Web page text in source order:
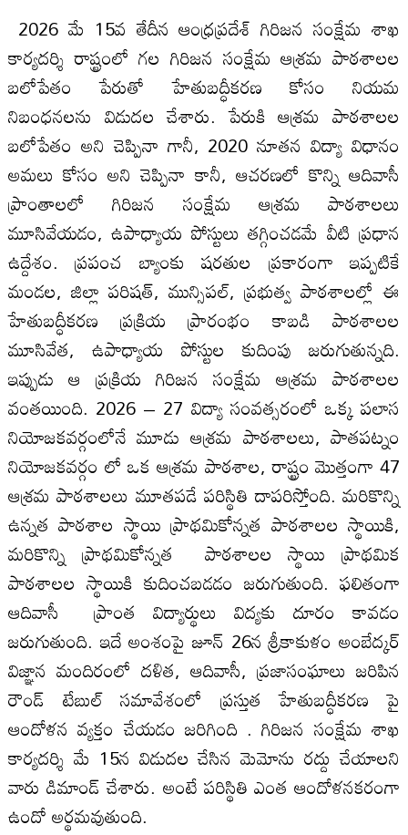
2026 మే 15వ తేదీన ఆంధ్రప్రదేశ్ గిరిజన సంక్షేమ శాఖ
కార్యదర్శి రాష్ట్రంలో గల గిరిజన సంక్షేమ ఆశ్రమ పాఠశాలల
బలోపేతం పేరుతో హేతుబద్ధీకరణ కోసం నియమ
నిబంధనలను విడుదల చేశారు. పేరుకి ఆశ్రమ పాఠశాలల
బలోపేతం అని చెప్పినా గానీ, 2020 నూతన విద్యా విధానం
అమలు కోసం అని చెప్పినా కానీ, ఆచరణలో కొన్ని ఆదివాసీ
ప్రాంతాలలో గిరిజన సంక్షేమ ఆశ్రమ పాఠశాలలు
మూసివేయడం, ఉపాధ్యాయ పోస్టులు తగ్గించడమే వీటి ప్రధాన
ఉద్దేశం. ప్రపంచ బ్యాంకు షరతుల ప్రకారంగా ఇప్పటికే
మండల, జిల్లా పరిషత్, మున్సిపల్, ప్రభుత్వ పాఠశాలల్లో ఈ
హేతుబద్ధీకరణ ప్రక్రియ ప్రారంభం కాబడి పాఠశాలల
మూసివేత, ఉపాధ్యాయ పోస్టుల కుదింపు జరుగుతున్నది.
ఇప్పుడు ఆ ప్రక్రియ గిరిజన సంక్షేమ ఆశ్రమ పాఠశాలల
వంతయింది. 2026 – 27 విద్యా సంవత్సరంలో ఒక్క పలాస
నియోజకవర్గంలోనే మూడు ఆశ్రమ పాఠశాలలు, పాతపట్నం
నియోజకవర్గం లో ఒక ఆశ్రమ పాఠశాల, రాష్ట్రం మొత్తంగా 47
ఆశ్రమ పాఠశాలలు మూతపడే పరిస్థితి దాపరిస్తోంది. మరికొన్ని
ఉన్నత పాఠశాల స్థాయి ప్రాథమికోన్నత పాఠశాలల స్థాయికి,
మరికొన్ని ప్రాథమికోన్నత పాఠశాలల స్థాయి ప్రాథమిక
పాఠశాలల స్థాయికి కుదించబడడం జరుగుతుంది. ఫలితంగా
ఆదివాసీ ప్రాంత విద్యార్థులు విద్యకు దూరం కావడం
జరుగుతుంది. ఇదే అంశంపై జూన్ 26న శ్రీకాకుళం అంబేద్కర్
విజ్ఞాన మందిరంలో దళిత, ఆదివాసీ, ప్రజాసంఘాలు జరిపిన
రౌండ్ టేబుల్ సమావేశంలో ప్రస్తుత హేతుబద్ధీకరణ పై
ఆందోళన వ్యక్తం చేయడం జరిగింది . గిరిజన సంక్షేమ శాఖ
కార్యదర్శి మే 15న విడుదల చేసిన మెమోను రద్దు చేయాలని
వారు డిమాండ్ చేశారు. అంటే పరిస్థితి ఎంత ఆందోళనకరంగా
ఉందో అర్థమవుతుంది.